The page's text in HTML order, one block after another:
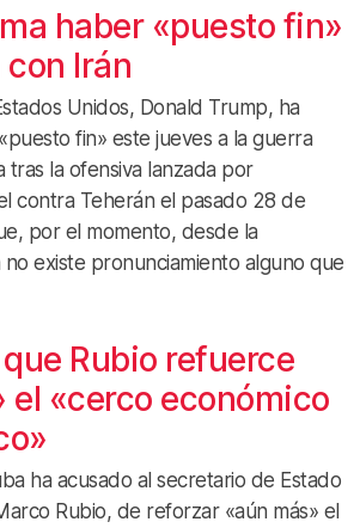
haber «puesto fin»
Irán
Unidos, Donald Trump, ha
fin» este jueves a la guerra
tras la ofensiva lanzada por
contra Teherán el pasado 28 de
por el momento, desde la
no existe pronunciamiento alguno que
Rubio refuerce
el «cerco económico
ha acusado al secretario de Estado
Rubio, de reforzar «aún más» el